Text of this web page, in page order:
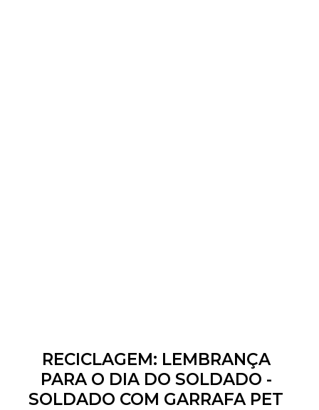
RECICLAGEM: LEMBRANÇA
PARA O DIA DO SOLDADO -
SOLDADO COM GARRAFA PET